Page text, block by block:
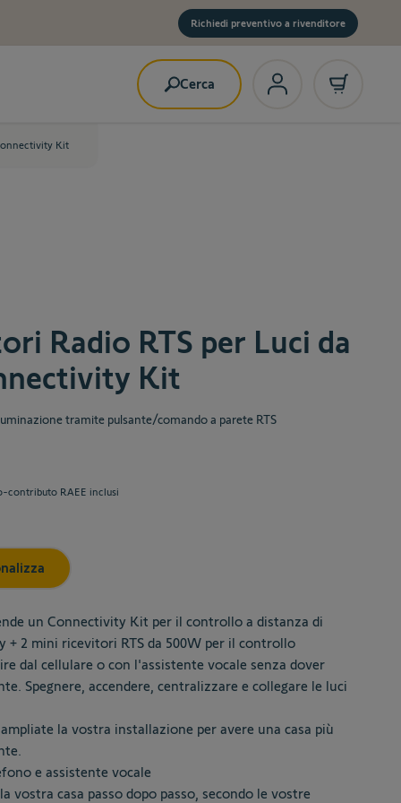
Richiedi preventivo a rivenditore
Cerca
Kit
Radio RTS per Luci da
Kit
tramite pulsante/comando a parete RTS
contributo RAEE inclusi
un Connectivity Kit per il controllo a distanza di
+ 2 mini ricevitori RTS da 500W per il controllo
dal cellulare o con l'assistente vocale senza dover
Spegnere, accendere, centralizzare e collegare le luci
la vostra installazione per avere una casa più
e assistente vocale
vostra casa passo dopo passo, secondo le vostre